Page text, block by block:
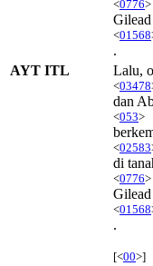
<0776>
Gilead
<01568
.
AYT ITL
Lalu,
<03478
dan
<053>
<02583
di
<0776>
Gilead
<01568
.
[<00>]